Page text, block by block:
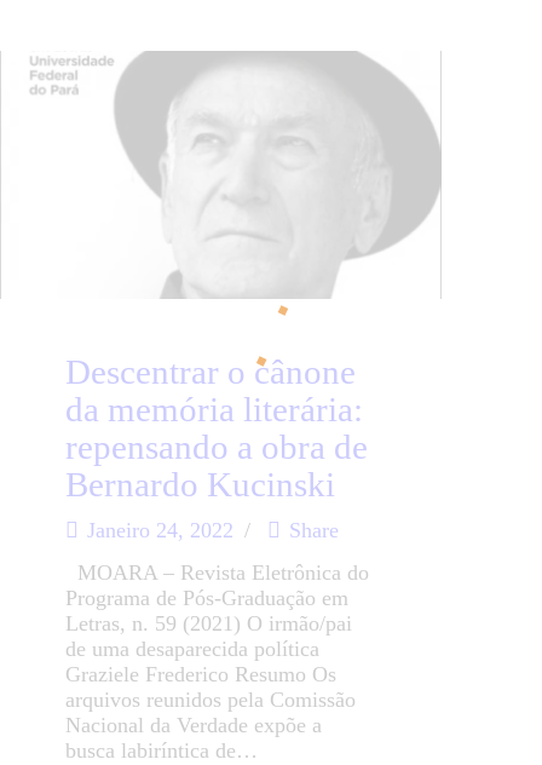
Descentrar o cânone
da memória literária:
repensando a obra de
Bernardo Kucinski
Janeiro 24, 2022
Share
MOARA – Revista Eletrônica do
Programa de Pós-Graduação em
Letras, n. 59 (2021) O irmão/pai
de uma desaparecida política
Graziele Frederico Resumo Os
arquivos reunidos pela Comissão
Nacional da Verdade expõe a
busca labiríntica de…